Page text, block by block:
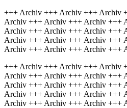
+++ Archiv +++ Archiv +++ Archiv
Archiv +++ Archiv +++ Archiv +++
Archiv +++ Archiv +++ Archiv +++
Archiv +++ Archiv +++ Archiv +++
Archiv +++ Archiv +++ Archiv +++
+++ Archiv +++ Archiv +++ Archiv
Archiv +++ Archiv +++ Archiv +++
Archiv +++ Archiv +++ Archiv +++
Archiv +++ Archiv +++ Archiv +++
Archiv +++ Archiv +++ Archiv +++